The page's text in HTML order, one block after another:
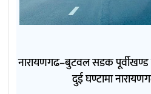
नारायणगढ–बुटवल सडक पूर्वीखण्ड
दुई घण्टामा